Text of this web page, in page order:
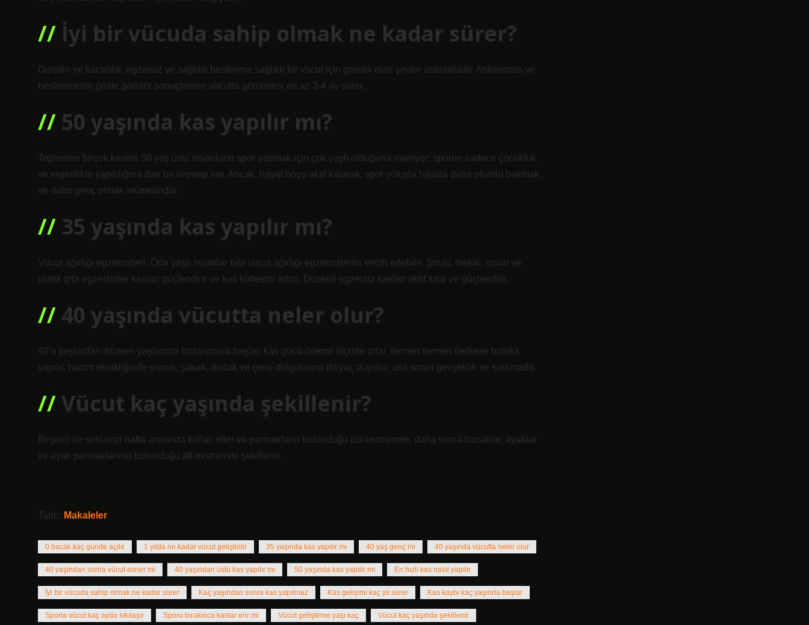
İyi bir vücuda sahip olmak ne kadar sürer?
Disiplin ve kararlılık, egzersiz ve sağlıklı beslenme sağlıklı bir vücut için gerekli olan şeyler arasındadır. Antrenman ve
beslenmenin gözle görülür sonuçlarının vücutta görülmesi en az 3-4 ay sürer.
50 yaşında kas yapılır mı?
Toplumun birçok kesimi 50 yaş üstü insanların spor yapmak için çok yaşlı olduğuna inanıyor; sporun sadece çocukluk
ve ergenlikte yapıldığına dair bir önyargı var. Ancak, hayat boyu aktif kalarak, spor yoluyla hayata daha olumlu bakmak
ve daha genç olmak mümkündür.
35 yaşında kas yapılır mı?
Vücut ağırlığı egzersizleri: Orta yaşlı insanlar bile vücut ağırlığı egzersizlerini tercih edebilir. Şınav, mekik, squat ve
plank gibi egzersizler kasları güçlendirir ve kas kütlesini artırır. Düzenli egzersiz kasları aktif tutar ve güçlendirir.
40 yaşında vücutta neler olur?
40’lı yaşlardan itibaren yaşlanma hızlanmaya başlar, kas gücü önemli ölçüde artar, hemen hemen herkese botoks
yapılır, hacim eksikliğinde yanak, şakak, dudak ve çene dolgularına ihtiyaç duyulur, asıl sorun gevşeklik ve sarkmadır.
Vücut kaç yaşında şekillenir?
Beşinci ile sekizinci hafta arasında kollar, eller ve parmakların bulunduğu üst ekstremite, daha sonra bacaklar, ayaklar
ve ayak parmaklarının bulunduğu alt ekstremite şekillenir.
Tarih: Makaleler
0 bacak kaç günde açılır 1 yılda ne kadar vücut geliştirilir 35 yaşında kas yapılır mı 40 yaş genç mi 40 yaşında vücutta neler olur
40 yaşından sonra vücut esner mi 40 yaşından üstü kas yapılır mı 50 yaşında kas yapılır mı En hızlı kas nasıl yapılır
İyi bir vücuda sahip olmak ne kadar sürer Kaç yaşından sonra kas yapılmaz Kas gelişimi kaç yıl sürer Kas kaybı kaç yaşında başlar
Sporla vücut kaç ayda sıkılaşır Sporu bırakınca kaslar erir mi Vücut geliştirme yaşı kaç Vücut kaç yaşında şekillenir